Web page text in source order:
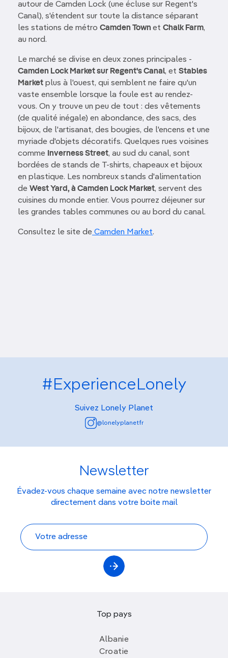
autour de Camden Lock (une écluse sur Regent's
Canal), s'étendent sur toute la distance séparant
les stations de métro Camden Town et Chalk Farm,
au nord.
Le marché se divise en deux zones principales -
Camden Lock Market sur Regent's Canal, et Stables
Market plus à l'ouest, qui semblent ne faire qu'un
vaste ensemble lorsque la foule est au rendez-
vous. On y trouve un peu de tout : des vêtements
(de qualité inégale) en abondance, des sacs, des
bijoux, de l'artisanat, des bougies, de l'encens et une
myriade d'objets décoratifs. Quelques rues voisines
comme Inverness Street, au sud du canal, sont
bordées de stands de T-shirts, chapeaux et bijoux
en plastique. Les nombreux stands d'alimentation
de West Yard, à Camden Lock Market, servent des
cuisines du monde entier. Vous pourrez déjeuner sur
les grandes tables communes ou au bord du canal.
Consultez le site de Camden Market.
#ExperienceLonely
Suivez Lonely Planet
@lonelyplanetfr
Newsletter
Évadez-vous chaque semaine avec notre newsletter
directement dans votre boite mail
Top pays
Albanie
Croatie